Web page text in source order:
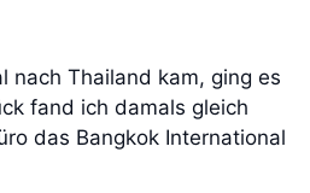
nach Thailand kam, ging es
fand ich damals gleich
das Bangkok International